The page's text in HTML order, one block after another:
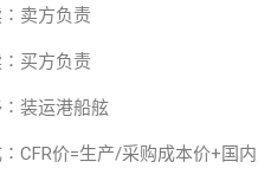
∶卖方负责
∶买方负责
∶装运港船舷
价=生产/采购成本价+国